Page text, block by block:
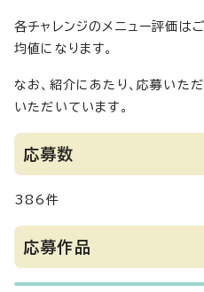
各チャレンジのメニュー評価は
均値になります。
なお、紹介にあたり、応募いた
いただいています。
応募数
386件
応募作品